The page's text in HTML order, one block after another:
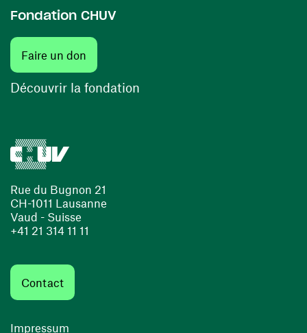
Rue du Bugnon 21
CH-1011 Lausanne
Vaud - Suisse
+41 21 314 11 11
Contact
Impressum
Fondation CHUV
Faire un don
Découvrir la fondation